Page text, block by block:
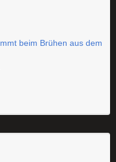
beim Brühen aus dem